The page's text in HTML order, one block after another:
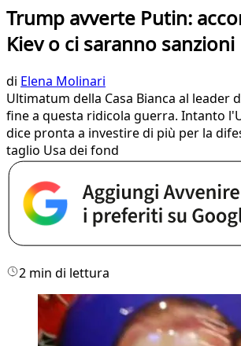
Trump avverte Putin:
Kiev o ci saranno sanzioni
di Elena Molinari
Ultimatum della Casa Bianca al leader
fine a questa ridicola guerra. Intanto
dice pronta a investire di più per la
taglio Usa dei fond
2 min di lettura